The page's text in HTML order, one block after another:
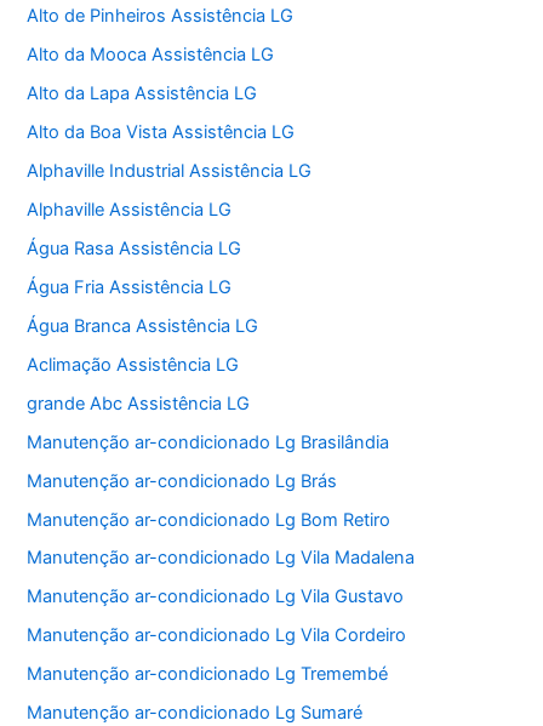
Alto de Pinheiros Assistência LG
Alto da Mooca Assistência LG
Alto da Lapa Assistência LG
Alto da Boa Vista Assistência LG
Alphaville Industrial Assistência LG
Alphaville Assistência LG
Água Rasa Assistência LG
Água Fria Assistência LG
Água Branca Assistência LG
Aclimação Assistência LG
grande Abc Assistência LG
Manutenção ar-condicionado Lg Brasilândia
Manutenção ar-condicionado Lg Brás
Manutenção ar-condicionado Lg Bom Retiro
Manutenção ar-condicionado Lg Vila Madalena
Manutenção ar-condicionado Lg Vila Gustavo
Manutenção ar-condicionado Lg Vila Cordeiro
Manutenção ar-condicionado Lg Tremembé
Manutenção ar-condicionado Lg Sumaré